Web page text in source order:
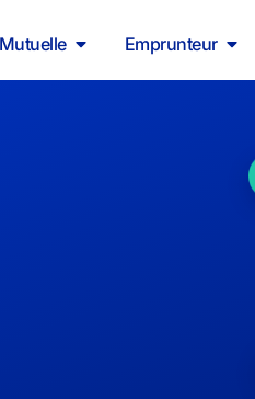
Mutuelle Emprunteur